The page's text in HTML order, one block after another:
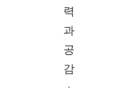
력
과
공
감
ㆍ